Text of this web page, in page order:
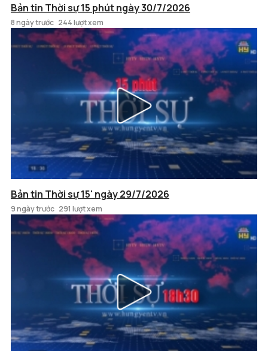
Bản tin Thời sự 15 phút ngày 30/7/2026
8 ngày trước 244 lượt xem
Bản tin Thời sự 15' ngày 29/7/2026
9 ngày trước 291 lượt xem